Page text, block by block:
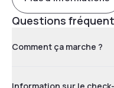
Questions
Comment ça marche ?
Information sur le